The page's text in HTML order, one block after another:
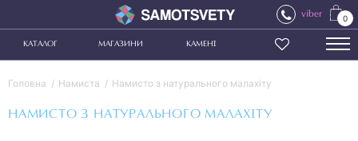
viber 0
КАТАЛОГ МАГАЗИНИ КАМЕНІ
Головна Намиста Намисто з натурального малахіту
НАМИСТО З НАТУРАЛЬНОГО МАЛАХІТУ